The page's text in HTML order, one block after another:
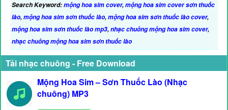
Search Keyword:mộng hoa sim cover,mộng hoa sim cover sơn thuốc
lào,mộng hoa sim sơn thuốc lào,mộng hoa sim sơn thuốc lào cover,
mộng hoa sim sơn thuốc lào mp3,nhạc chuông mộng hoa sim cover,
nhạc chuông mộng hoa sim sơn thuốc lào
Tải nhạc chuông - Free Download
Mộng Hoa Sim – Sơn Thuốc Lào (Nhạc
chuông) MP3